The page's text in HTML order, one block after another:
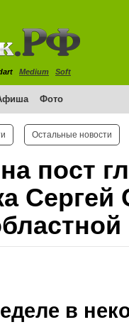
Medium Soft
Фото
Остальные новости
пост
Сергей
в